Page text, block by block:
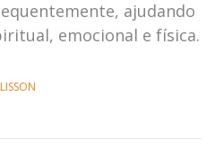
ajudando
emocional e física.